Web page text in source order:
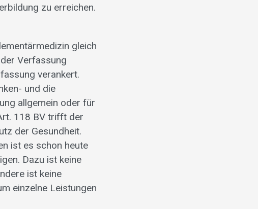
zu erreichen.
gleich
Verfassung
verankert.
und die
allgemein oder für
118 BV trifft der
der Gesundheit.
ist es schon heute
Dazu ist keine
ist keine
einzelne Leistungen